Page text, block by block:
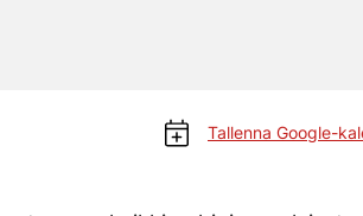
Tallenna Google-